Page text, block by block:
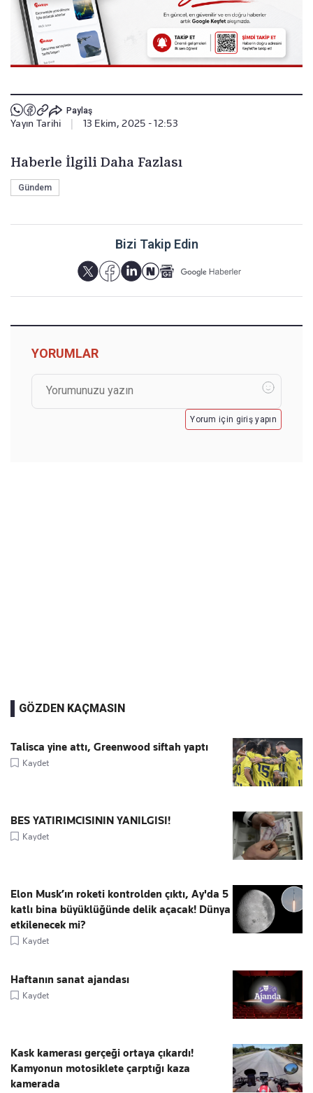
Paylaş
Yayın Tarihi 13 Ekim, 2025 - 12:53
Haberle İlgili Daha Fazlası
Gündem
Bizi Takip Edin
YORUMLAR
Yorum için giriş yapın
GÖZDEN KAÇMASIN
Talisca yine attı, Greenwood siftah yaptı
Kaydet
BES YATIRIMCISININ YANILGISI!
Kaydet
Elon Musk’ın roketi kontrolden çıktı, Ay'da 5
katlı bina büyüklüğünde delik açacak! Dünya
etkilenecek mi?
Kaydet
Haftanın sanat ajandası
Kaydet
Kask kamerası gerçeği ortaya çıkardı!
Kamyonun motosiklete çarptığı kaza
kamerada